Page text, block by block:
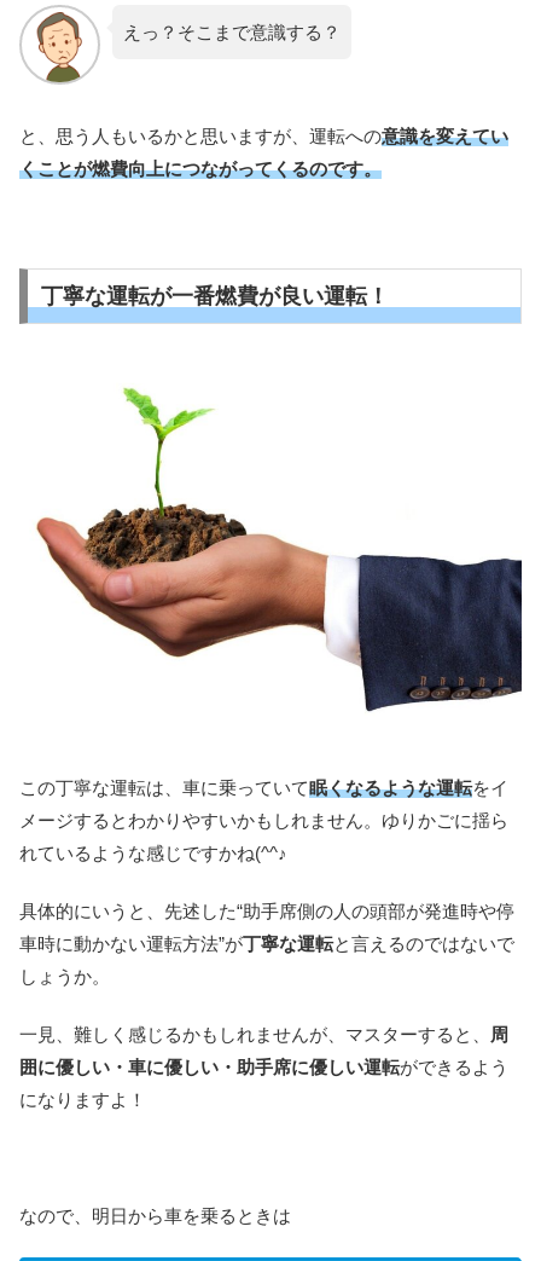
えっ？そこまで意識する？
と、思う人もいるかと思いますが、運転への意識を変えてい
くことが燃費向上につながってくるのです。
丁寧な運転が一番燃費が良い運転！
この丁寧な運転は、車に乗っていて眠くなるような運転をイ
メージするとわかりやすいかもしれません。ゆりかごに揺ら
れているような感じですかね(^^♪
具体的にいうと、先述した“助手席側の人の頭部が発進時や停
車時に動かない運転方法”が丁寧な運転と言えるのではないで
しょうか。
一見、難しく感じるかもしれませんが、マスターすると、
周
囲に優しい・車に優しい・助手席に優しい運転ができるよう
になりますよ！
なので、明日から車を乗るときは